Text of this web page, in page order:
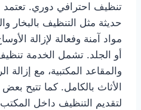
تنظيف احترافي دوري.
حديثة مثل التنظيف بالبخار
مواد آمنة وفعالة لإزالة
أو الجلد. تشمل الخدمة
والمقاعد المكتبية، مع إزالة
الأثاث بالكامل. كما تتيح
لتقديم التنظيف داخل